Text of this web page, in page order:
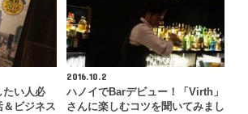
たい人必
＆ビジネス
2016.10.2
ハノイでBarデビュー！「Virth」
さんに楽しむコツを聞いてみまし